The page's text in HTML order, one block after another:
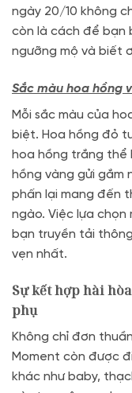
ngày 20/10 không
còn là cách để bạn
ngưỡng mộ và biết
Sắc màu hoa hồng
Mỗi sắc màu của
biệt. Hoa hồng đỏ
hoa hồng trắng thể
hồng vàng gửi gắm
phấn lại mang đến
ngào. Việc lựa chọn
bạn truyền tải
vẹn nhất.
Sự kết hợp hài
phụ
Không chỉ đơn
Moment còn được
khác như baby,